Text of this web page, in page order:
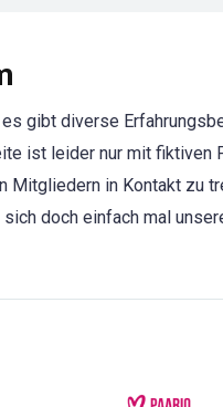
gibt diverse
ist leider nur mit
Mitgliedern in Kontakt zu
doch einfach mal